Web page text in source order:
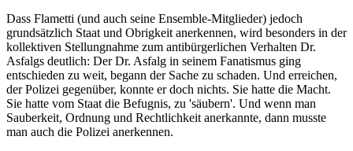
Dass Flametti (und auch seine Ensemble-Mitglieder) jedoch
grundsätzlich Staat und Obrigkeit anerkennen, wird besonders in der
kollektiven Stellungnahme zum antibürgerlichen Verhalten Dr.
Asfalgs deutlich: Der Dr. Asfalg in seinem Fanatismus ging
entschieden zu weit, begann der Sache zu schaden. Und erreichen,
der Polizei gegenüber, konnte er doch nichts. Sie hatte die Macht.
Sie hatte vom Staat die Befugnis, zu 'säubern'. Und wenn man
Sauberkeit, Ordnung und Rechtlichkeit anerkannte, dann musste
man auch die Polizei anerkennen.